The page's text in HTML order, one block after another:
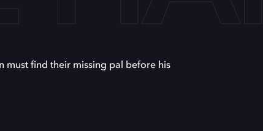
must find their missing pal before his